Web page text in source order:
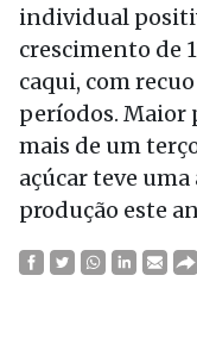
individual
crescimento de
caqui, com
períodos. Maior
mais de um
açúcar teve uma
produção este